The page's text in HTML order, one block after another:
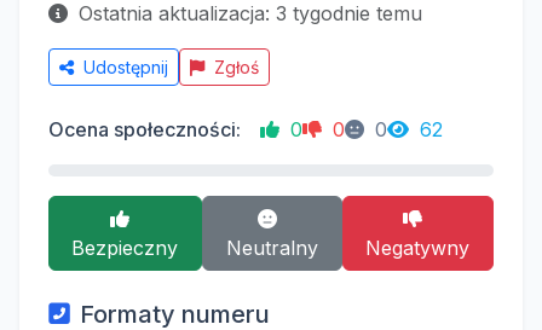
Ostatnia aktualizacja: 3 tygodnie temu
Udostępnij Zgłoś
Ocena społeczności: 0 0 0 62
Bezpieczny Neutralny Negatywny
Formaty numeru